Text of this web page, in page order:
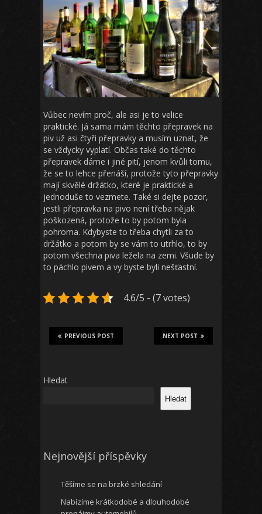
Vůbec nevím proč, ale asi je to velice
praktické. Já sama mám těchto přepravek na
piv už asi čtyři přepravky a musím uznat, že
se vždycky vyplatí. Občas také do těchto
přepravek dáme i jiné pití, jenom kvůli tomu,
že se to lehce přenáší, protože tyto přepravky
mají skvělé držátko, které je praktické a
jednoduše to vezmete. Také si dejte pozor,
jestli přepravka na pivo není třeba nějak
poškozená, protože to by potom byla
pohroma. Kdybyste to třeba chytli za to
držátko a potom by se vám to utrhlo, to by
potom všechna piva ležela na zemi. Všude by
to páchlo pivem a vy byste byli nešťastní.
4.6/5 - (7 votes)
NEXT POST
PREVIOUS POST
Hledat
Hledat
Nejnovější příspěvky
Těšíme se na brzké shledání
Nabízíme krátkodobé a dlouhodobé